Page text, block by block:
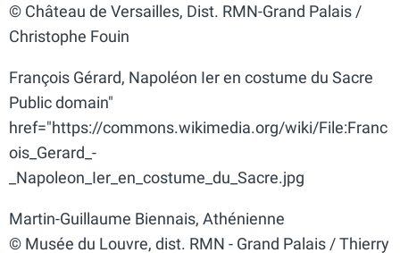
© Château de Versailles, Dist. RMN-Grand Palais /
Christophe Fouin
François Gérard, Napoléon Ier en costume du Sacre
Public domain"
href="https://commons.wikimedia.org/wiki/File:Franc
ois_Gerard_-
_Napoleon_Ier_en_costume_du_Sacre.jpg
Martin-Guillaume Biennais, Athénienne
© Musée du Louvre, dist. RMN - Grand Palais / Thierry